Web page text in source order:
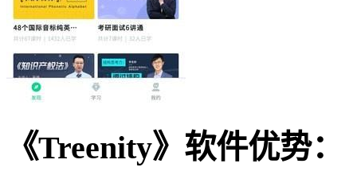
《Treenity》软件优势：